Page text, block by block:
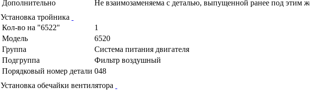
Дополнительно
Не взаимозаменяема с деталью, выпущенной ранее под этим
Установка тройника
Кол-во на "6522"
1
Модель
6520
Группа
Cистема питания двигателя
Подгруппа
Фильтр воздушный
Порядковый номер детали 048
Установка обечайки вентилятора